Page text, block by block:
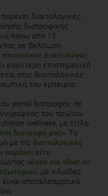
διαιτολογικές
διατροφικής
πάνω από 15
σε βελτίωση
πτυχιούχος Διαιτολόγος
ευρύτερη επιστημονική
στις διαιτολογικές
του εμπειρία.
portal διατροφής σε
του πρώτου
wellness, με τίτλο
διατροφή μας». Τα
με τις διαιτολογικές
παρέχει είτε
skype και viber σε
, με χιλιάδες
αποτελεσματικό